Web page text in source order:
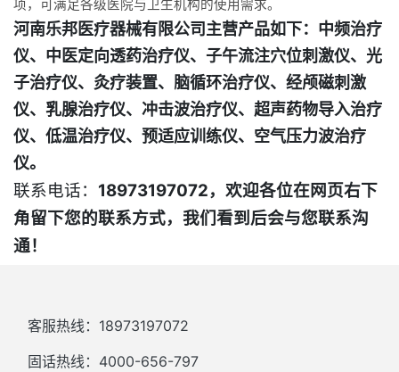
项，可满足各级医院与卫生机构的使用需求。
河南乐邦医疗器械有限公司主营产品如下：中频治疗
仪、中医定向透药治疗仪、子午流注穴位刺激仪、光
子治疗仪、灸疗装置、脑循环治疗仪、经颅磁刺激
仪、乳腺治疗仪、冲击波治疗仪、超声药物导入治疗
仪、低温治疗仪、预适应训练仪、空气压力波治疗
仪。
联系电话： 18973197072，欢迎各位在网页右下
角留下您的联系方式，我们看到后会与您联系沟
通！
客服热线：18973197072
固话热线：4000-656-797